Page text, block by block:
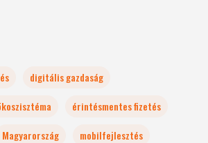
digitális gazdaság
érintésmentes fizetés
Magyarország
mobilfejlesztés